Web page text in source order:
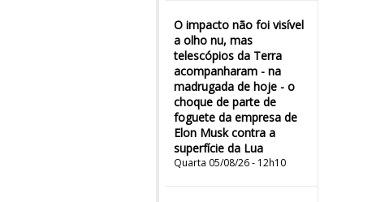
O impacto não foi visível
a olho nu, mas
telescópios da Terra
acompanharam - na
madrugada de hoje - o
choque de parte de
foguete da empresa de
Elon Musk contra a
superfície da Lua
Quarta 05/08/26 - 12h10